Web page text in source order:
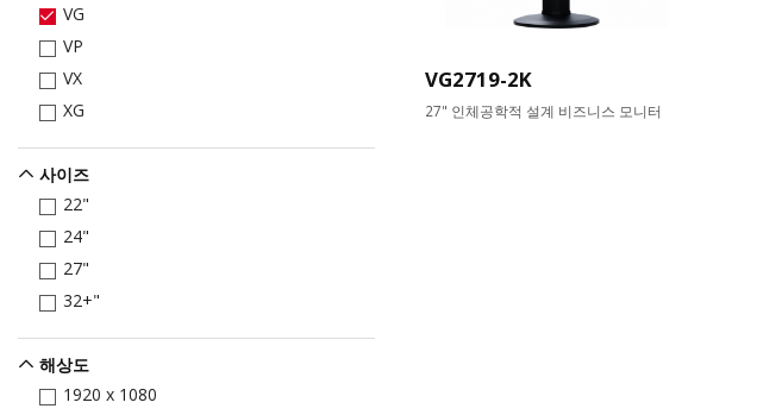
VG
VP
VX
XG
사이즈
22"
24"
27"
32+"
해상도
1920 x 1080
VG2719-2K
27" 인체공학적 설계 비즈니스 모니터